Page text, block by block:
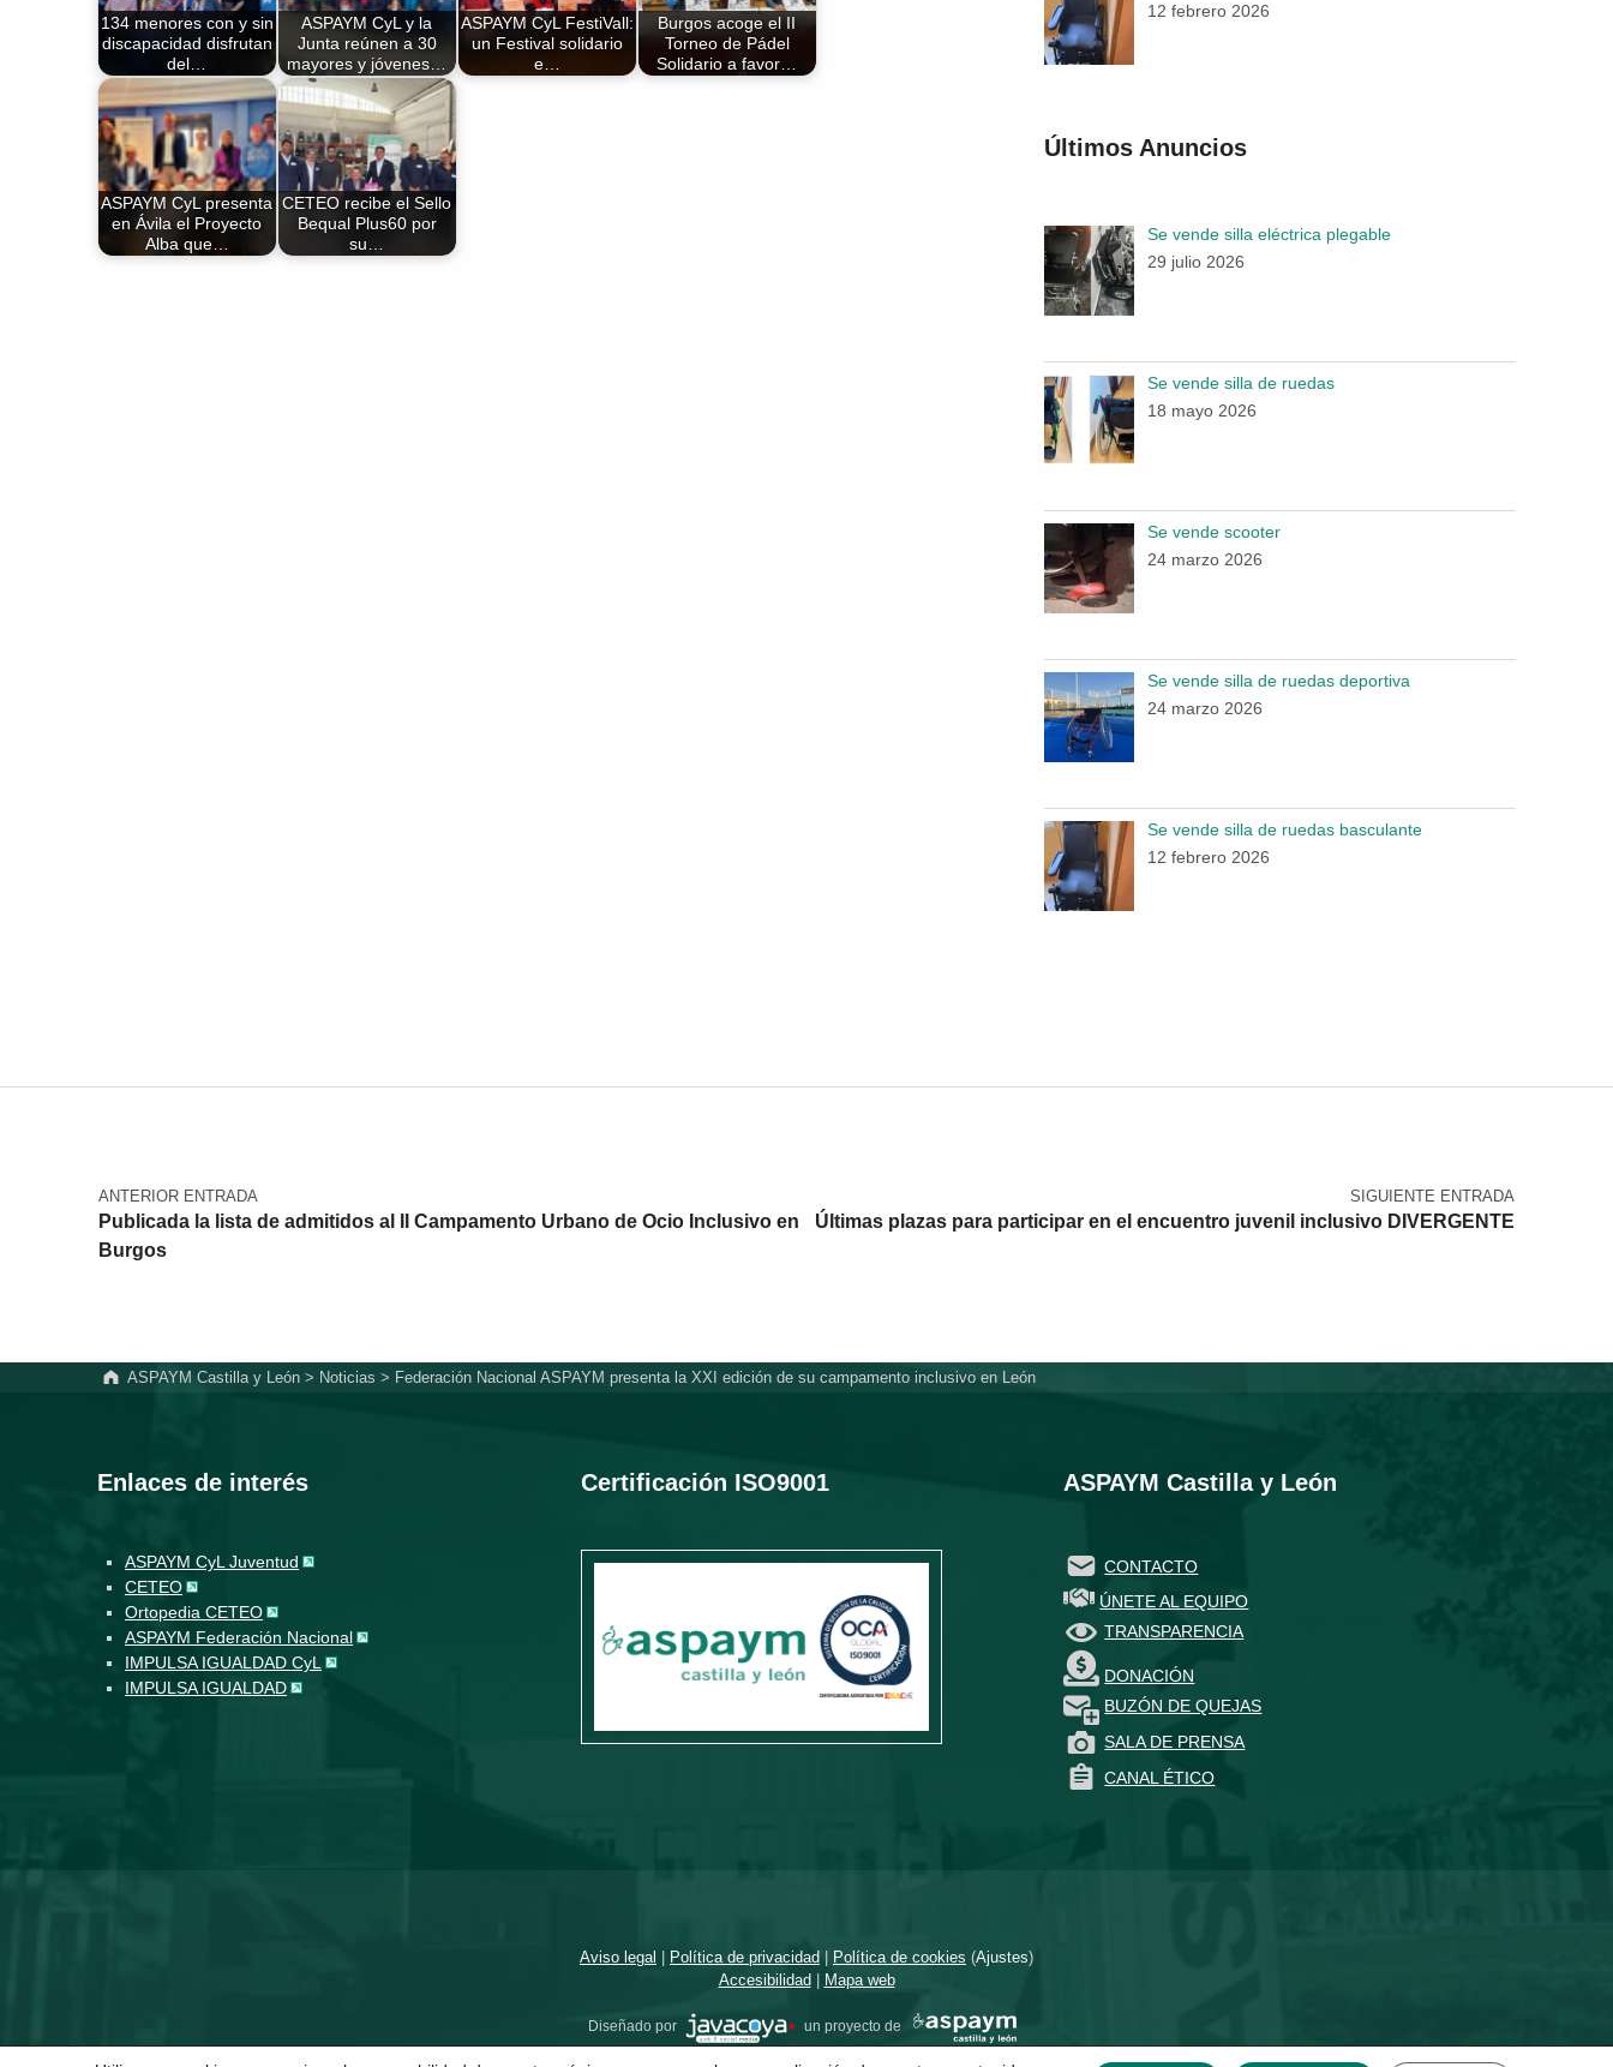
134 menores con y sin
discapacidad disfrutan
del…
ASPAYM CyL y la
Junta reúnen a 30
mayores y jóvenes…
ASPAYM CyL FestiVall:
un Festival solidario
e…
Burgos acoge el II
Torneo de Pádel
Solidario a favor…
ASPAYM CyL presenta
en Ávila el Proyecto
Alba que…
CETEO recibe el Sello
Bequal Plus60 por
su…
12 febrero 2026
Últimos Anuncios
Se vende silla eléctrica plegable
29 julio 2026
Se vende silla de ruedas
18 mayo 2026
Se vende scooter
24 marzo 2026
Se vende silla de ruedas deportiva
24 marzo 2026
Se vende silla de ruedas basculante
12 febrero 2026
Navegación de entradas
ANTERIOR ENTRADA
Publicada la lista de admitidos al II Campamento Urbano de Ocio Inclusivo en
Burgos
SIGUIENTE ENTRADA
Últimas plazas para participar en el encuentro juvenil inclusivo DIVERGENTE
ASPAYM Castilla y León> Noticias > Federación Nacional ASPAYM presenta la XXI edición de su campamento inclusivo en León
Enlaces de interés
ASPAYM CyL Juventud
CETEO
Ortopedia CETEO
ASPAYM Federación Nacional
IMPULSA IGUALDAD CyL
IMPULSA IGUALDAD
Certificación ISO9001 ASPAYM Castilla y León
CONTACTO
ÚNETE AL EQUIPO
TRANSPARENCIA
DONACIÓN
BUZÓN DE QUEJAS
SALA DE PRENSA
CANAL ÉTICO
Aviso legal Política de privacidad Política de cookies (Ajustes)
Accesibilidad
Mapa web
Diseñado por un proyecto de